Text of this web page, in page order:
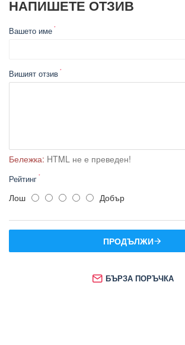
НАПИШЕТЕ ОТЗИВ
Вашето име
Вишият отзив
Бележка: HTML не е преведен!
Рейтинг
Лош Добър
ПРОДЪЛЖИ
БЪРЗА ПОРЪЧКА